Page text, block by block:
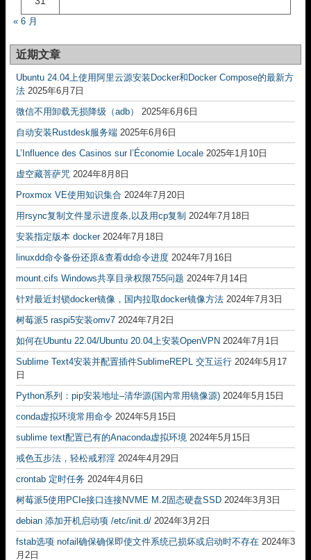
« 6 月
近期文章
Ubuntu 24.04上使用阿里云源安装Docker和Docker Compose的最新方
法 2025年6月7日
微信不用卸载无损降级（adb）
2025年6月6日
自动安装Rustdesk服务端 2025年6月6日
L’Influence des Casinos sur l’Économie Locale 2025年1月10日
虚空藏菩萨咒 2024年8月8日
Proxmox VE使用知识集合 2024年7月20日
用rsync复制文件显示进度条,以及用cp复制 2024年7月18日
安装指定版本 docker 2024年7月18日
linuxdd命令备份还原&查看dd命令进度 2024年7月16日
mount.cifs Windows共享目录权限755问题 2024年7月14日
针对最近封锁docker镜像，国内拉取docker镜像方法 2024年7月3日
树莓派5 raspi5安装omv7 2024年7月2日
如何在Ubuntu 22.04/Ubuntu 20.04上安装OpenVPN 2024年7月1日
Sublime Text4安装并配置插件SublimeREPL 交互运行 2024年5月17
日
Python系列：pip安装地址–清华源(国内常用镜像源) 2024年5月15日
conda虚拟环境常用命令 2024年5月15日
sublime text配置已有的Anaconda虚拟环境 2024年5月15日
戒色五步法，轻松戒邪淫 2024年4月29日
crontab 定时任务 2024年4月6日
树莓派5使用PCIe接口连接NVME M.2固态硬盘SSD 2024年3月3日
debian 添加开机启动项 /etc/init.d/ 2024年3月2日
fstab选项 nofail确保确保即使文件系统已损坏或启动时不存在 2024年3
月2日